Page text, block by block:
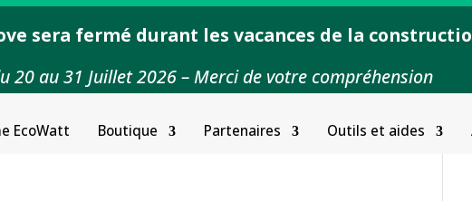
sera fermé durant les vacances de la
20 au 31 Juillet 2026 – Merci de votre compréhension
EcoWatt Boutique Partenaires Outils et aides